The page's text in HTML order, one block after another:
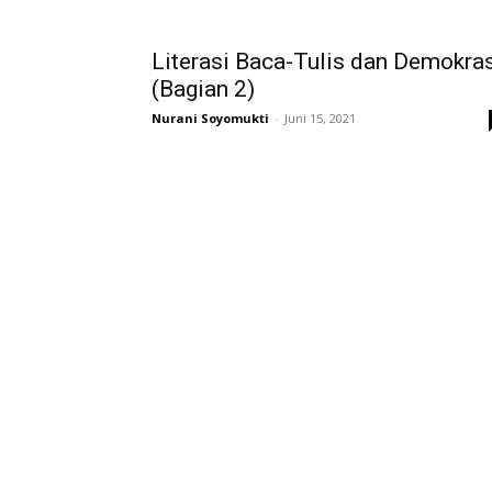
Literasi Baca-Tulis dan
(Bagian 2)
Nurani Soyomukti - Juni 15, 2021